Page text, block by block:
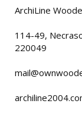
ArchiLine
114-49,
220049